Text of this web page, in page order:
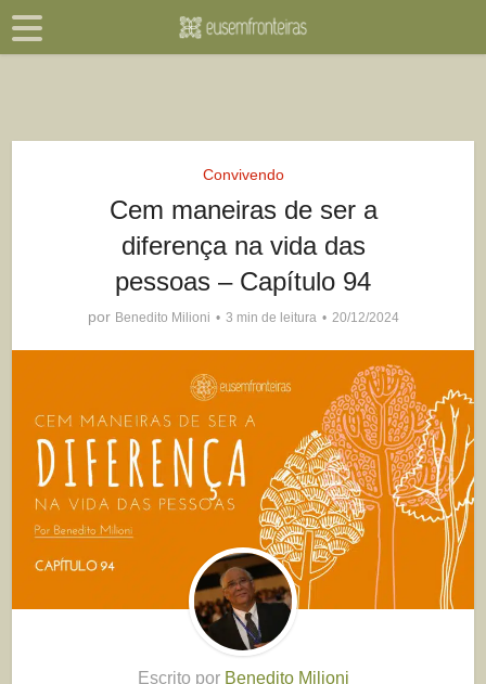
Convivendo
Cem maneiras de ser a
diferença na vida das
pessoas – Capítulo 94
por Benedito Milioni 3 min de leitura 20/12/2024
Escrito por Benedito Milioni